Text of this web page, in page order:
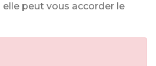
elle peut vous accorder le